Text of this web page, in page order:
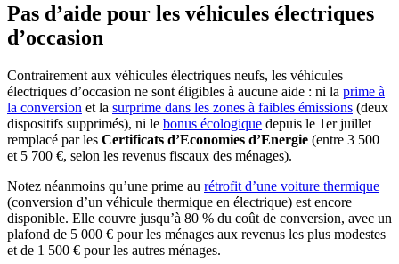
Pas d’aide pour les véhicules électriques
d’occasion
Contrairement aux véhicules électriques neufs, les véhicules
électriques d’occasion ne sont éligibles à aucune aide : ni la prime à
la conversion et la surprime dans les zones à faibles émissions (deux
dispositifs supprimés), ni le bonus écologique depuis le 1er juillet
remplacé par les Certificats d’Economies d’Energie (entre 3 500
et 5 700 €, selon les revenus fiscaux des ménages).
Notez néanmoins qu’une prime au rétrofit d’une voiture thermique
(conversion d’un véhicule thermique en électrique) est encore
disponible. Elle couvre jusqu’à 80 % du coût de conversion, avec un
plafond de 5 000 € pour les ménages aux revenus les plus modestes
et de 1 500 € pour les autres ménages.